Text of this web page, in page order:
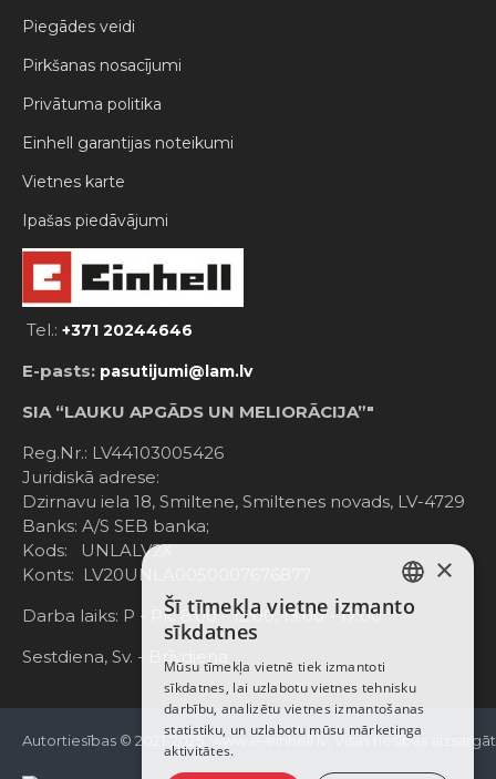
Piegādes veidi
Pirkšanas nosacījumi
Privātuma politika
Einhell garantijas noteikumi
Vietnes karte
Ipašas piedāvājumi
Tel.: +371 20244646
E-pasts: pasutijumi@lam.lv
SIA “LAUKU APGĀDS UN MELIORĀCIJA”"
Reg.Nr.: LV44103005426
Juridiskā adrese:
Dzirnavu iela 18, Smiltene, Smiltenes novads, LV-4729
Banks: A/S SEB banka;
Kods: UNLALV2X
Konts: LV20UNLA0050007676877
Darba laiks: P - Pk. 8:00 - 12:00; 13:00 - 17:00
Sestdiena, Sv. - Brīvdiena
Autortiesības © 2021-2025, www.e-einhell.lv, Visas tiesības
LATVIAN
ENGLISH
×
Šī tīmekļa vietne izmanto
sīkdatnes
Mūsu tīmekļa vietnē tiek izmantoti
sīkdatnes, lai uzlabotu vietnes tehnisku
darbību, analizētu vietnes izmantošanas
statistiku, un uzlabotu mūsu mārketinga
aktivitātes.